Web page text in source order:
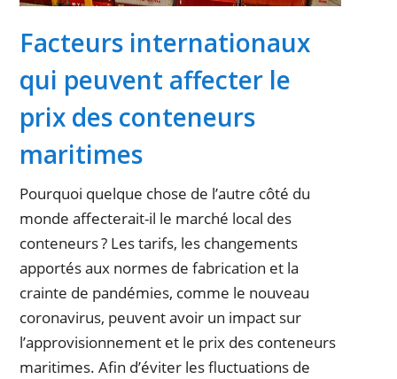
Facteurs internationaux
qui peuvent affecter le
prix des conteneurs
maritimes
Pourquoi quelque chose de l’autre côté du
monde affecterait-il le marché local des
conteneurs ? Les tarifs, les changements
apportés aux normes de fabrication et la
crainte de pandémies, comme le nouveau
coronavirus, peuvent avoir un impact sur
l’approvisionnement et le prix des conteneurs
maritimes. Afin d’éviter les fluctuations de